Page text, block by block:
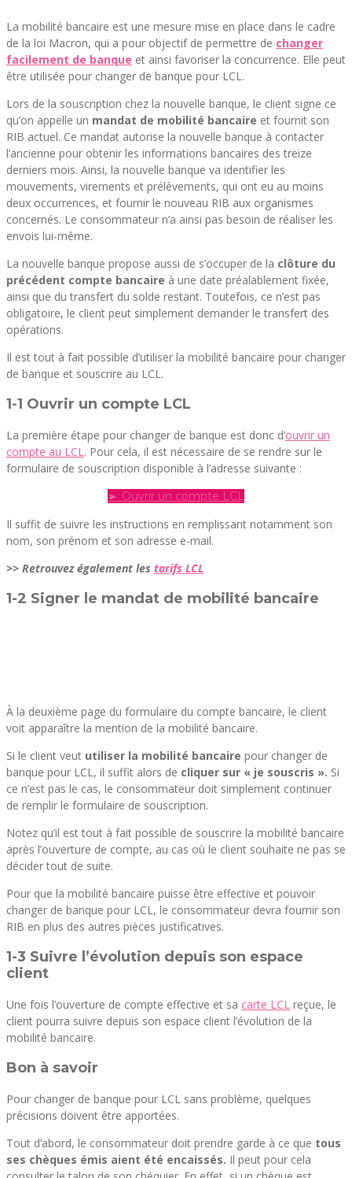
La mobilité bancaire est une mesure mise en place dans le cadre
de la loi Macron, qui a pour objectif de permettre de changer
facilement de banque et ainsi favoriser la concurrence. Elle peut
être utilisée pour changer de banque pour LCL.
Lors de la souscription chez la nouvelle banque, le client signe ce
qu’on appelle un mandat de mobilité bancaire et fournit son
RIB actuel. Ce mandat autorise la nouvelle banque à contacter
l’ancienne pour obtenir les informations bancaires des treize
derniers mois. Ainsi, la nouvelle banque va identifier les
mouvements, virements et prélèvements, qui ont eu au moins
deux occurrences, et fournir le nouveau RIB aux organismes
concernés. Le consommateur n’a ainsi pas besoin de réaliser les
envois lui-même.
La nouvelle banque propose aussi de s’occuper de la clôture du
précédent compte bancaire à une date préalablement fixée,
ainsi que du transfert du solde restant. Toutefois, ce n’est pas
obligatoire, le client peut simplement demander le transfert des
opérations.
Il est tout à fait possible d’utiliser la mobilité bancaire pour changer
de banque et souscrire au LCL.
1-1 Ouvrir un compte LCL
La première étape pour changer de banque est donc d’ouvrir un
compte au LCL . Pour cela, il est nécessaire de se rendre sur le
formulaire de souscription disponible à l’adresse suivante :
► Ouvrir un compte LCL
Il suffit de suivre les instructions en remplissant notamment son
nom, son prénom et son adresse e-mail.
>> Retrouvez également les tarifs LCL
1-2 Signer le mandat de mobilité bancaire
À la deuxième page du formulaire du compte bancaire, le client
voit apparaître la mention de la mobilité bancaire.
Si le client veut utiliser la mobilité bancaire pour changer de
banque pour LCL, il suffit alors de cliquer sur « je souscris ». Si
ce n’est pas le cas, le consommateur doit simplement continuer
de remplir le formulaire de souscription.
Notez qu’il est tout à fait possible de souscrire la mobilité bancaire
après l’ouverture de compte, au cas où le client souhaite ne pas se
décider tout de suite.
Pour que la mobilité bancaire puisse être effective et pouvoir
changer de banque pour LCL, le consommateur devra fournir son
RIB en plus des autres pièces justificatives.
1-3 Suivre l’évolution depuis son espace
client
Une fois l’ouverture de compte effective et sa carte LCL reçue, le
client pourra suivre depuis son espace client l’évolution de la
mobilité bancaire.
Bon à savoir
Pour changer de banque pour LCL sans problème, quelques
précisions doivent être apportées.
Tout d’abord, le consommateur doit prendre garde à ce que tous
ses chèques émis aient été encaissés. Il peut pour cela